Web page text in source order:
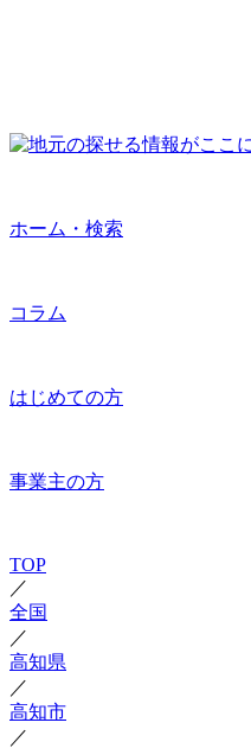
ホーム・検索
コラム
はじめての方
事業主の方
TOP
／
全国
／
高知県
／
高知市
／